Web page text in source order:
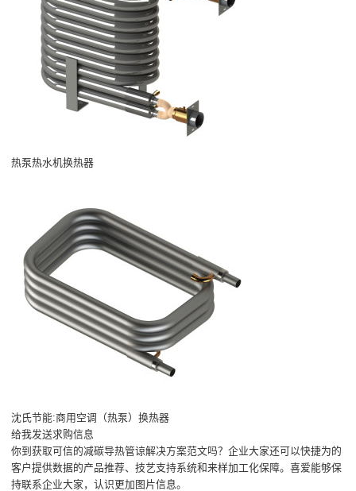
热泵热水机换热器
沈氏节能:商用空调（热泵）换热器
给我发送求购信息
你到获取可信的减碳导热管谅解决方案范文吗？企业大家还可以快捷为的
客户提供数据的产品推荐、技艺支持系统和来样加工化保障。喜爱能够保
持联系企业大家，认识更加图片信息。